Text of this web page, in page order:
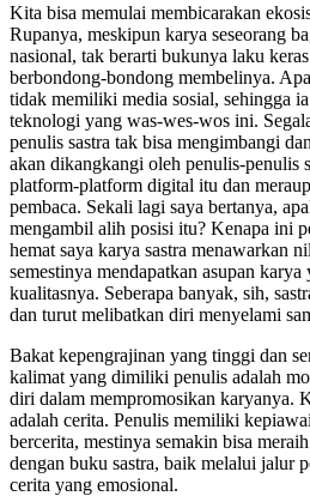
Kita bisa memulai membicarakan
Rupanya, meskipun karya seseorang
nasional, tak berarti bukunya laku
berbondong-bondong membelinya.
tidak memiliki media sosial, sehingga
teknologi yang was-wes-wos ini.
penulis sastra tak bisa mengimbangi
akan dikangkangi oleh penulis-penulis
platform-platform digital itu dan
pembaca. Sekali lagi saya bertanya,
mengambil alih posisi itu? Kenapa ini
hemat saya karya sastra menawarkan
semestinya mendapatkan asupan
kualitasnya. Seberapa banyak, sih,
dan turut melibatkan diri menyelami
Bakat kepengrajinan yang tinggi dan
kalimat yang dimiliki penulis adalah
diri dalam mempromosikan karyanya.
adalah cerita. Penulis memiliki
bercerita, mestinya semakin bisa
dengan buku sastra, baik melalui jalur
cerita yang emosional.